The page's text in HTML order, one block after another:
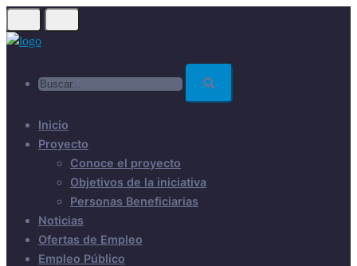
Skip
to
Inicio
Proyecto
Conoce el proyecto
Objetivos de la iniciativa
Personas Beneficiarias
Noticias
Ofertas de Empleo
Empleo Público